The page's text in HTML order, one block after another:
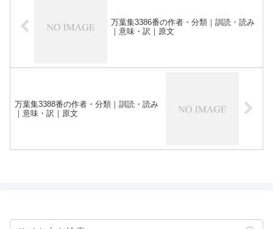
万葉集3386番の作者・分類｜訓読・読み
｜意味・訳｜原文
万葉集3388番の作者・分類｜訓読・読み
｜意味・訳｜原文